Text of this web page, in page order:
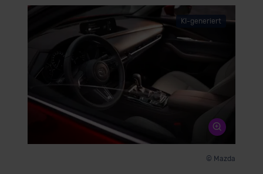
der EU erfolgt, erfolgt dies ausschließlich auf der
Grundlage eines Angemessenheitsbeschlusses der EU-
Kommission (Art. 45 Abs. 1 DSGVO), von
Standarddatenschutzklauseln (Art. 46 Abs. 2 lit. c
DSGVO) oder wenn Sie hierzu Ihre Einwilligung freiwillig
erteilen. Nähere Informationen zu den bestehenden
Datenschutzklauseln können Sie über den Kontakt zu
unserem Datenschutzbeauftragten unter
datenschutz@meinauto.de anfordern.
KI-generiert
© Mazda